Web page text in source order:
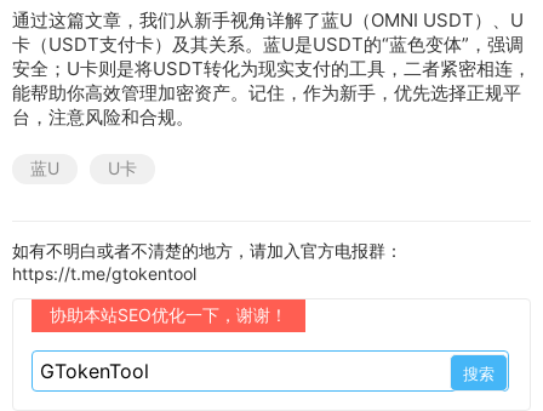
通过这篇文章，我们从新手视角详解了蓝U（OMNI USDT）、U
卡（USDT支付卡）及其关系。蓝U是USDT的“蓝色变体”，强调
安全；U卡则是将USDT转化为现实支付的工具，二者紧密相连，
能帮助你高效管理加密资产。记住，作为新手，优先选择正规平
台，注意风险和合规。
蓝U U卡
如有不明白或者不清楚的地方，请加入官方电报群：
https://t.me/gtokentool
协助本站SEO优化一下，谢谢！